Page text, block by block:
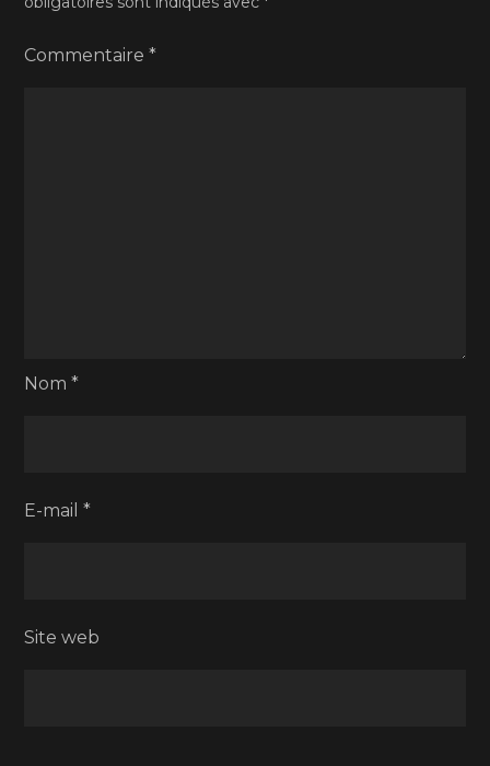
Commentaire*
Nom*
E-mail*
Site web